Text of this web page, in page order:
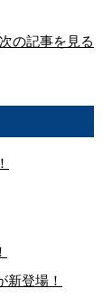
次の記事を見る
登場！